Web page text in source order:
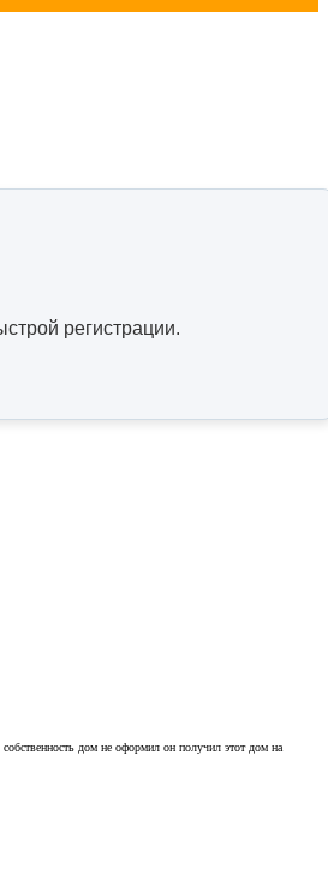
регистрации.
дом не оформил он получил этот дом на